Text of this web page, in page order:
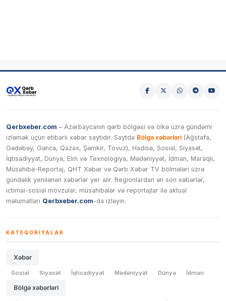
Qerbxeber.com – Azərbaycanın qərb bölgəsi və ölkə üzrə gündəmi
izləmək üçün etibarlı xəbər saytıdır. Saytda Bölgə xəbərləri (Ağstafa,
Gədəbəy, Gəncə, Qazax, Şəmkir, Tovuz), Hadisə, Sosial, Siyasət,
İqtisadiyyat, Dünya, Elm və Texnologiya, Mədəniyyət, İdman, Maraqlı,
Müsahibə-Reportaj, QHT Xəbər və Qərb Xəbər TV bölmələri üzrə
gündəlik yenilənən xəbərlər yer alır. Regionlardan ən son xəbərlər,
ictimai-sosial mövzular, müsahibələr və reportajlar ilə aktual
məlumatları Qerbxeber.com-da izləyin.
KATEQORIYALAR
Xəbər
Sosial Siyasət İqtisadiyyat Mədəniyyət Dünya İdman
Bölgə xəbərləri